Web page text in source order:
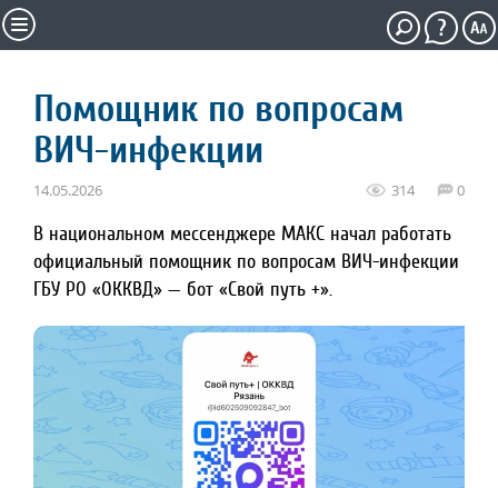
Помощник по вопросам
ВИЧ-инфекции
14.05.2026 314 0
В национальном мессенджере МАКС начал работать
официальный помощник по вопросам ВИЧ-инфекции
ГБУ РО «ОККВД» — бот «Свой путь +».